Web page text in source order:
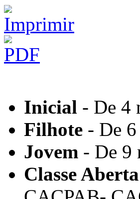
Inicial - De 4
Filhote - De 6
Jovem - De 9
Classe Aberta